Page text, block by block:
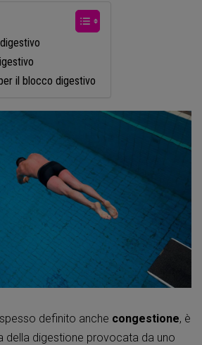
il blocco digestivo
definito anche congestione, è
della digestione provocata da uno